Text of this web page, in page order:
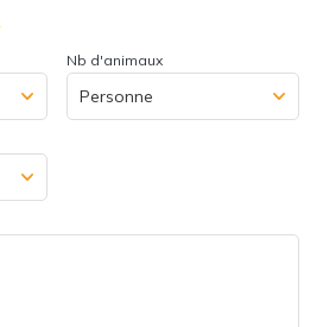
Nb d'animaux